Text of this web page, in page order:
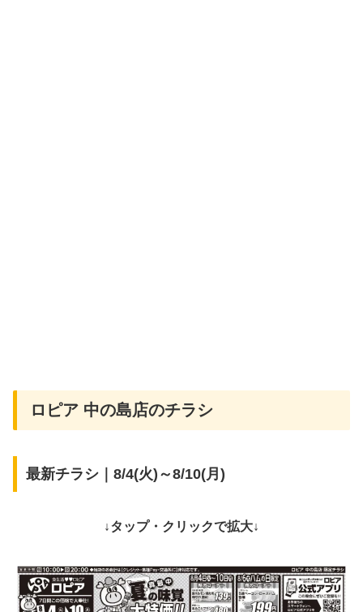
ロピア 中の島店のチラシ
最新チラシ｜8/4(火)～8/10(月)
↓タップ・クリックで拡大↓